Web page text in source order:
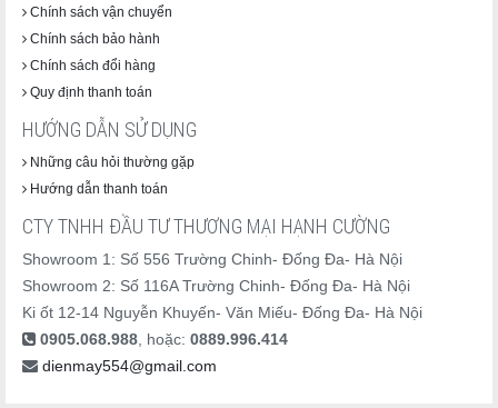
Chính sách vận chuyển
Chính sách bảo hành
Chính sách đổi hàng
Quy định thanh toán
HƯỚNG DẪN SỬ DỤNG
Những câu hỏi thường gặp
Hướng dẫn thanh toán
CTY TNHH ĐẦU TƯ THƯƠNG MẠI HẠNH CƯỜNG
Showroom 1: Số 556 Trường Chinh- Đống Đa- Hà Nội
Showroom 2: Số 116A Trường Chinh- Đống Đa- Hà Nội
Ki ốt 12-14 Nguyễn Khuyến- Văn Miếu- Đống Đa- Hà Nội
0905.068.988 , hoặc: 0889.996.414
dienmay554@gmail.com